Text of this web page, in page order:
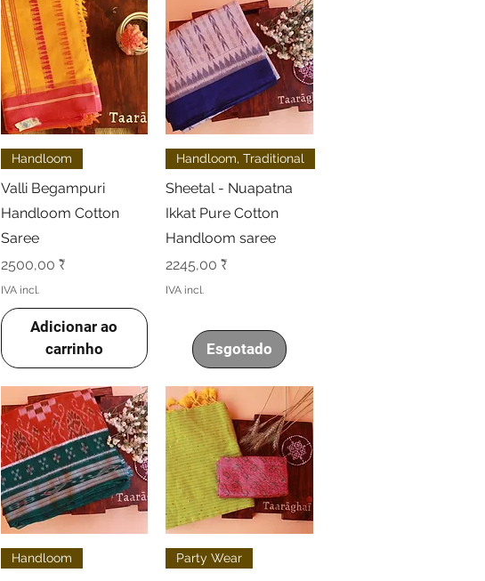
Visualização rápida
Handloom
Valli Begampuri
Handloom Cotton
Saree
Preço
2500,00 ₹
IVA incl.
Adicionar ao
carrinho
Visualização rápida
Handloom, Traditional
Sheetal - Nuapatna
Ikkat Pure Cotton
Handloom saree
Preço
2245,00 ₹
IVA incl.
Esgotado
Visualização rápida
Handloom Visualização rápida
Party Wear